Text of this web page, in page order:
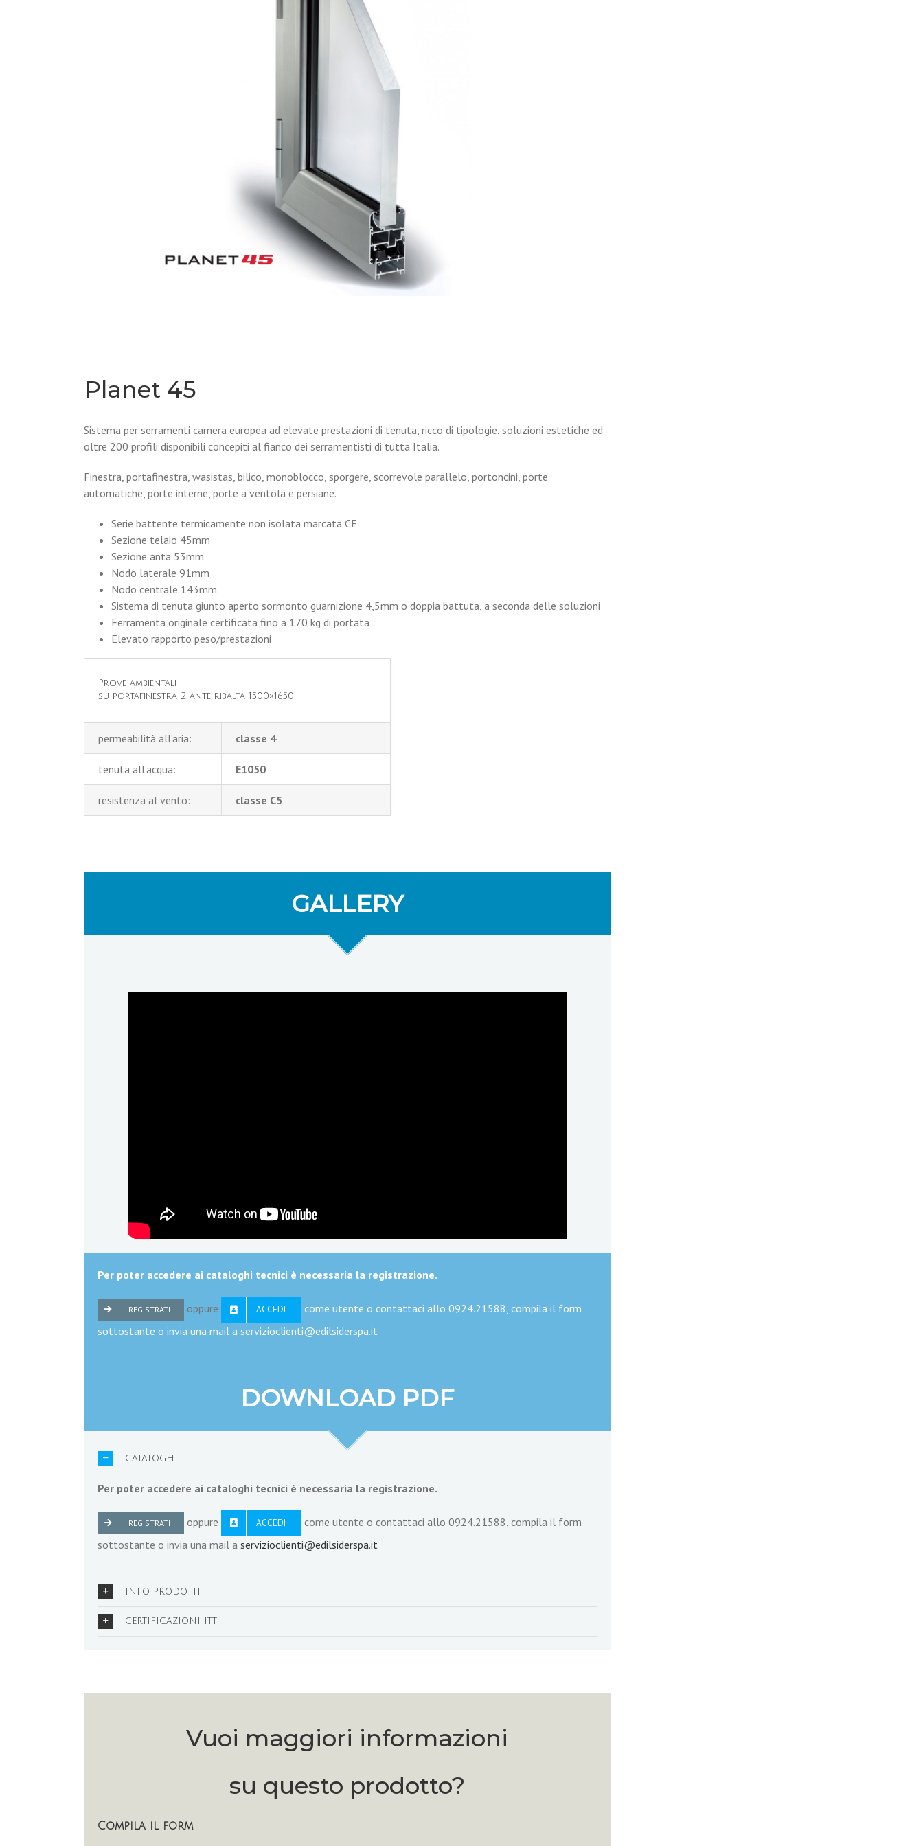
Planet 45
Sistema per serramenti camera europea ad elevate prestazioni di tenuta, ricco di tipologie, soluzioni estetiche ed
oltre 200 profili disponibili concepiti al fianco dei serramentisti di tutta Italia.
Finestra, portafinestra, wasistas, bilico, monoblocco, sporgere, scorrevole parallelo, portoncini, porte
automatiche, porte interne, porte a ventola e persiane.
Serie battente termicamente non isolata marcata CE
Sezione telaio 45mm
Sezione anta 53mm
Nodo laterale 91mm
Nodo centrale 143mm
Sistema di tenuta giunto aperto sormonto guarnizione 4,5mm o doppia battuta, a seconda delle soluzioni
Ferramenta originale certificata fino a 170 kg di portata
Elevato rapporto peso/prestazioni
Prove ambientali
su portafinestra 2 ante ribalta 1500×1650
permeabilità all’aria: classe 4
tenuta all’acqua: E1050
resistenza al vento: classe C5
GALLERY
Per poter accedere ai cataloghi tecnici è necessaria la registrazione.
REGISTRATI oppure ACCEDI
come utente o contattaci allo 0924.21588, compila il form
sottostante o invia una mail a servizioclienti@edilsiderspa.it
DOWNLOAD PDF
CATALOGHI
Per poter accedere ai cataloghi tecnici è necessaria la registrazione.
REGISTRATI oppure ACCEDI
come utente o contattaci allo 0924.21588, compila il form
sottostante o invia una mail a servizioclienti@edilsiderspa.it
INFO PRODOTTI
CERTIFICAZIONI ITT
Vuoi maggiori informazioni
su questo prodotto?
Compila il form